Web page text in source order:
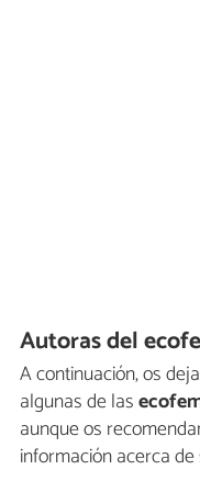
Autoras del
A continuación, os
algunas de las
aunque os
información acerca